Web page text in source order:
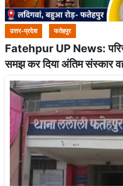
उत्तर-प्रदेश फतेहपुर
Fatehpur UP News:
समझ कर दिया अंतिम संस्कार